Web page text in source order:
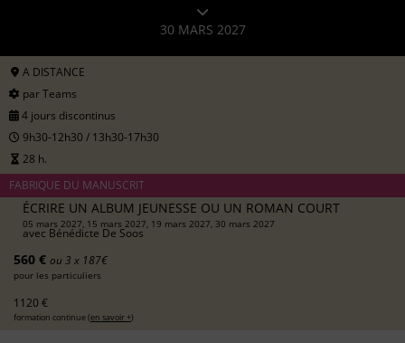
30 MARS 2027
A DISTANCE
par Teams
4 jours discontinus
9h30-12h30 / 13h30-17h30
28 h.
FABRIQUE DU MANUSCRIT
ÉCRIRE UN ALBUM JEUNESSE OU UN ROMAN COURT
05 mars 2027, 15 mars 2027, 19 mars 2027, 30 mars 2027
avec Bénédicte De Soos
560 € ou 3 x 187€
pour les particuliers
1120 €
formation continue (en savoir +)